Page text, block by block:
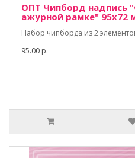
ОПТ Чипборд надпись
ажурной рамке" 95х72
Набор чипборда из 2
95.00 р.